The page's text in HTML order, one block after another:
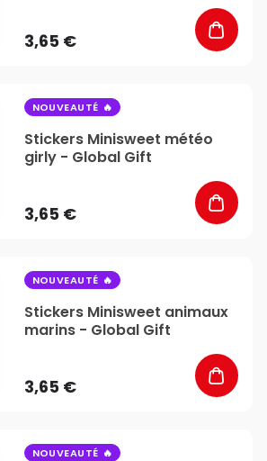
3,65 €
NOUVEAUTÉ
Stickers Minisweet météo
girly - Global Gift
3,65 €
NOUVEAUTÉ
Stickers Minisweet animaux
marins - Global Gift
3,65 €
NOUVEAUTÉ